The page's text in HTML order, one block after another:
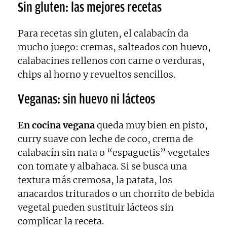
Sin gluten: las mejores recetas
Para recetas sin gluten, el calabacín da
mucho juego: cremas, salteados con huevo,
calabacines rellenos con carne o verduras,
chips al horno y revueltos sencillos.
Veganas: sin huevo ni lácteos
En cocina veganaqueda muy bien en pisto,
curry suave con leche de coco, crema de
calabacín sin nata o “espaguetis” vegetales
con tomate y albahaca. Si se busca una
textura más cremosa, la patata, los
anacardos triturados o un chorrito de bebida
vegetal pueden sustituir lácteos sin
complicar la receta.